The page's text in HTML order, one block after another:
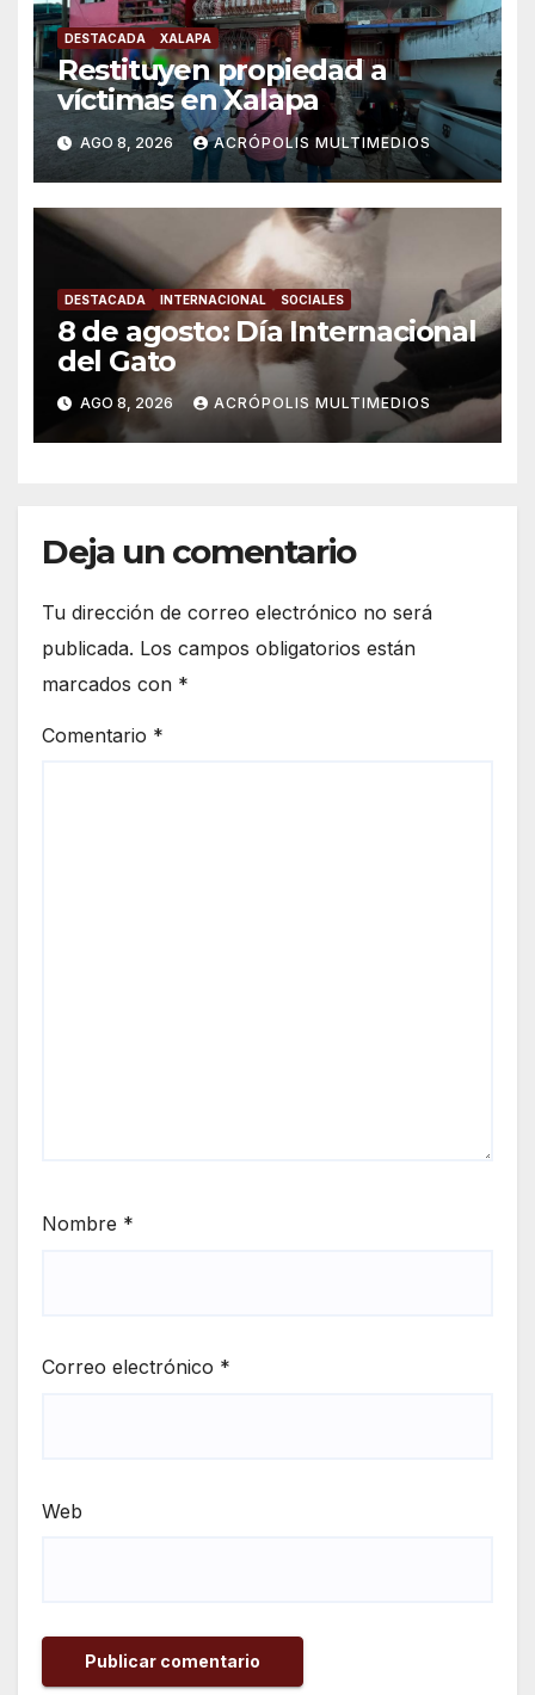
DESTACADA XALAPA
Restituyen propiedad a
víctimas en Xalapa
AGO 8, 2026 ACRÓPOLIS MULTIMEDIOS
DESTACADA INTERNACIONAL SOCIALES
8 de agosto: Día Internacional
del Gato
AGO 8, 2026 ACRÓPOLIS MULTIMEDIOS
Deja un comentario
Tu dirección de correo electrónico no será
publicada. Los campos obligatorios están
marcados con *
Comentario *
Nombre *
Correo electrónico *
Web